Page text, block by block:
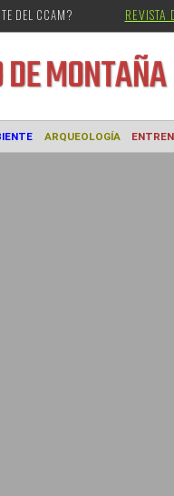
DEL CCAM? REVISTA
DE
AMBIENTE